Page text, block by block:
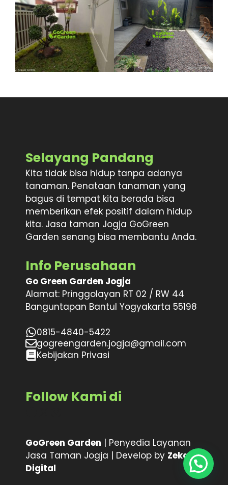
Selayang Pandang
Kita tidak bisa hidup tanpa adanya
tanaman. Penataan tanaman yang
bagus di tempat kita berada bisa
memberikan efek positif dalam hidup
kita. Jasa taman Jogja GoGreen
Garden senang bisa membantu Anda.
Info Perusahaan
Go Green Garden Jogja
Alamat: Pringgolayan RT 02 / RW 44
Banguntapan Bantul Yogyakarta 55198
0815-4840-5422
gogreengarden.jogja@gmail.com
Kebijakan Privasi
Follow Kami di
GoGreen Garden | Penyedia Layanan
Jasa Taman Jogja | Develop by Zeka
Digital